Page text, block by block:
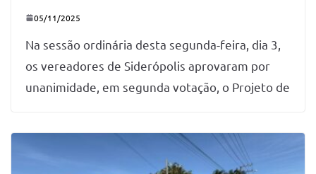
05/11/2025
Na sessão ordinária desta segunda-feira, dia 3,
os vereadores de Siderópolis aprovaram por
unanimidade, em segunda votação, o Projeto de